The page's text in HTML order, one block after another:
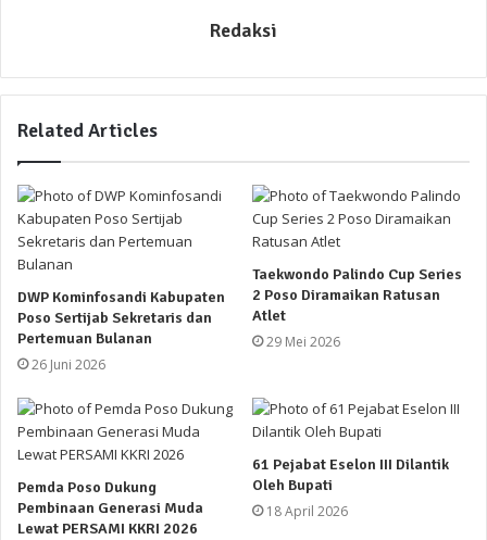
Redaksi
Related Articles
DWP Kominfosandi Kabupaten
Poso Sertijab Sekretaris dan
Pertemuan Bulanan
26 Juni 2026
Taekwondo Palindo Cup Series
2 Poso Diramaikan Ratusan
Atlet
29 Mei 2026
Pemda Poso Dukung
Pembinaan Generasi Muda
Lewat PERSAMI KKRI 2026
61 Pejabat Eselon III Dilantik
Oleh Bupati
18 April 2026